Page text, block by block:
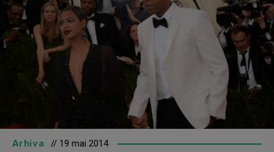
Arhiva // 19 mai 2014